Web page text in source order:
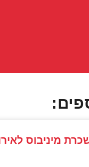
מיניבוס